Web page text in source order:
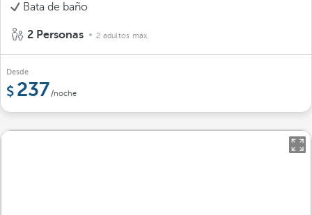
Bata de baño
2 Personas 2 adultos máx.
Desde
237/noche